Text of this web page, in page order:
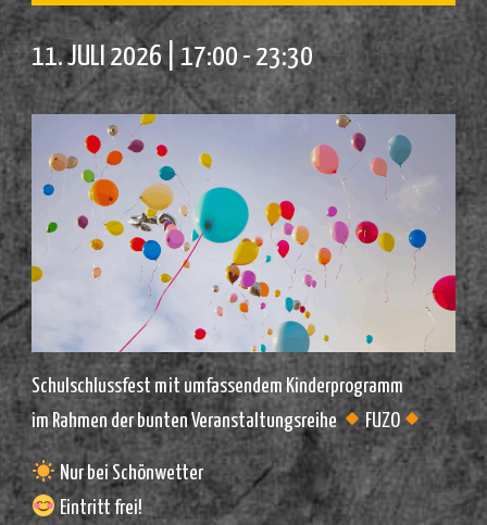
11. JULI 2026 | 17:00-23:30
Schulschlussfest mit umfassendem Kinderprogramm
im Rahmen der bunten Veranstaltungsreihe
FUZO
Nur bei Schönwetter
Eintritt frei!